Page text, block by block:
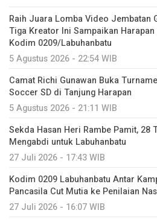
Raih Juara Lomba Video Jembatan
Tiga Kreator Ini Sampaikan Harapan
Kodim 0209/Labuhanbatu
5 Agustus 2026 - 22:54 WIB
Camat Richi Gunawan Buka
Soccer SD di Tanjung Harapan
5 Agustus 2026 - 21:11 WIB
Sekda Hasan Heri Rambe Pamit, 28
Mengabdi untuk Labuhanbatu
27 Juli 2026 - 17:43 WIB
Kodim 0209 Labuhanbatu Antar
Pancasila Cut Mutia ke Penilaian
27 Juli 2026 - 16:07 WIB